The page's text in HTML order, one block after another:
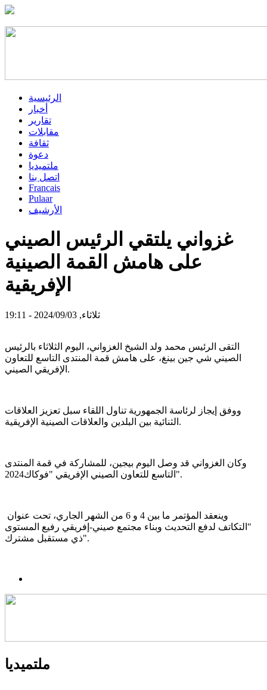
الرئيسية
أخبار
تقارير
مقابلات
ثقافة
دعوة
ملتميديا
اتصل بنا
Francais
Pulaar
الأرشيف
غزواني يلتقي الرئيس الصيني
على هامش القمة الصينية
الإفريقية
ثلاثاء, 2024/09/03 - 19:11
التقى الرئيس محمد ولد الشيخ الغزواني، اليوم الثلاثاء بالرئيس
الصيني شي جين بينغ، على هامش قمة المنتدى التاسع للتعاون
الإفريقي الصيني.
ووفق إيجاز لرئاسة الجمهورية تناول اللقاء سبل تعزيز العلاقات
الثنائية بين البلدين والعلاقات الصينية الإفريقية.
وكان الغزواني قد وصل اليوم بيجين، للمشاركة في قمة المنتدى
التاسع للتعاون الصيني الإفريقي "فوكاك2024".
"التكاتف لدفع التحديث وبناء مجتمع صيني-إفريقي رفيع المستوى
ذي مستقبل مشترك".
ملتميديا